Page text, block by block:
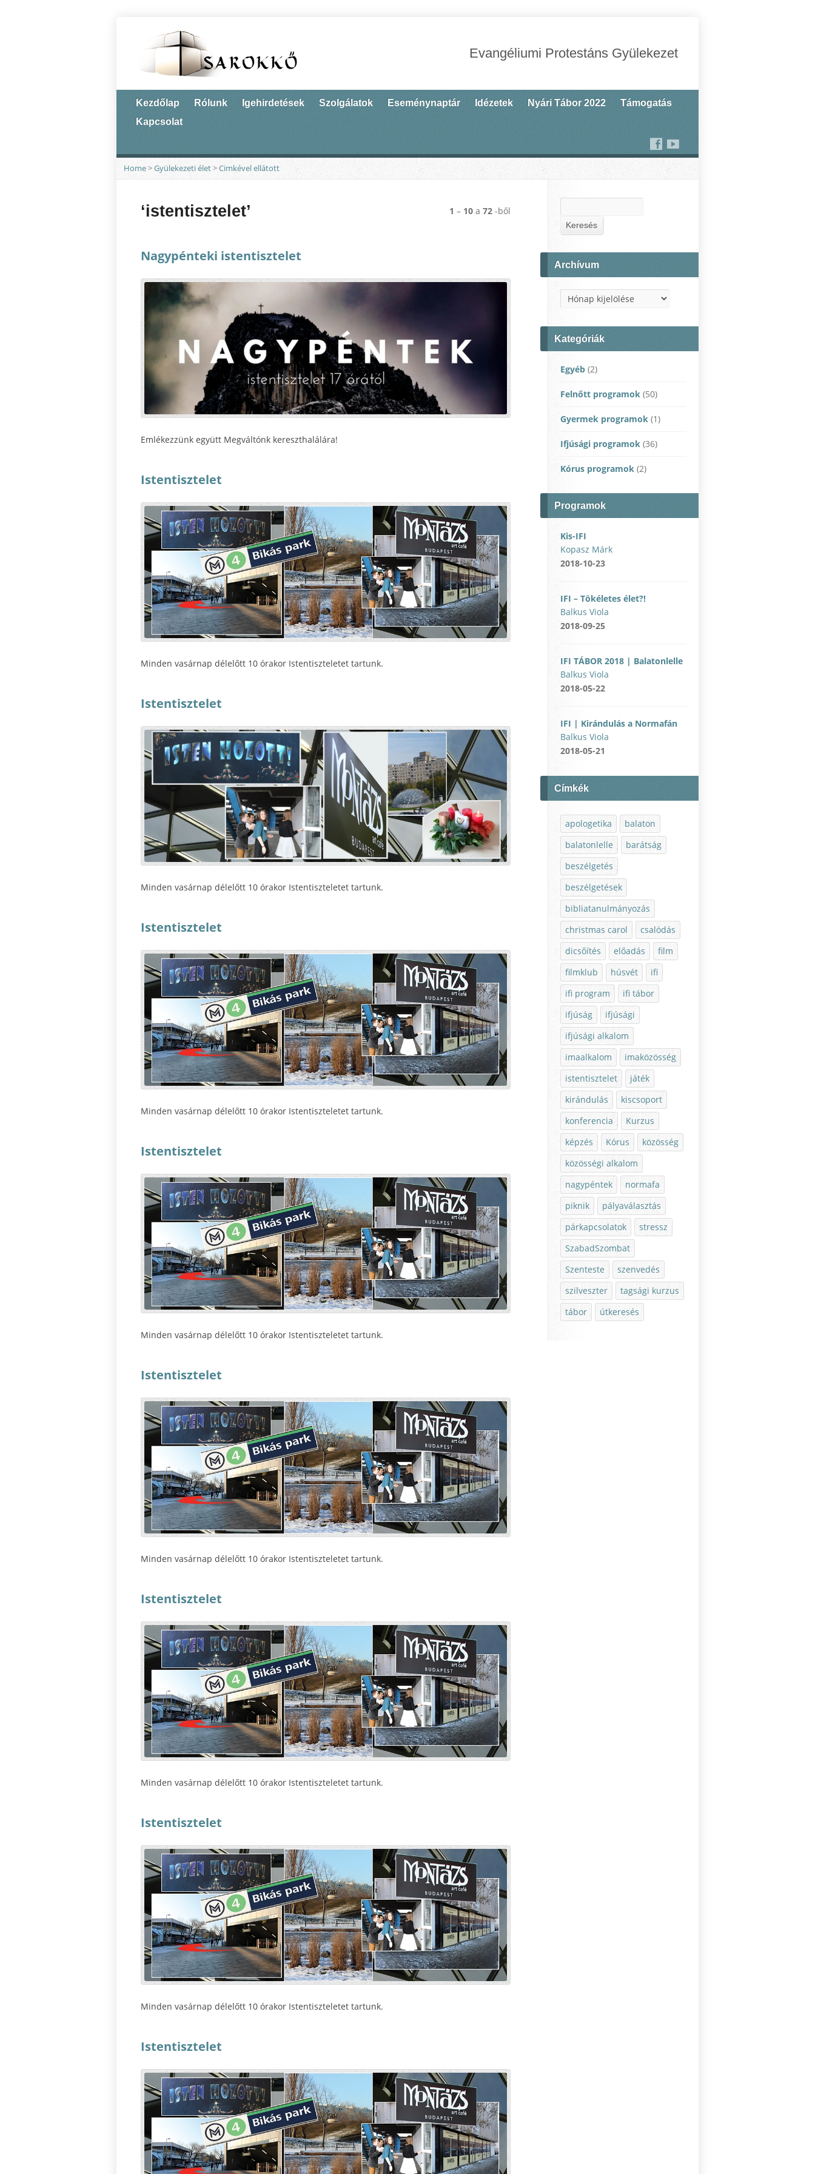
Evangéliumi Protestáns Gyülekezet
Kezdőlap Rólunk Igehirdetések Szolgálatok Eseménynaptár Idézetek Nyári Tábor 2022
Támogatás
Kapcsolat
Home>Gyülekezeti élet>Cimkével ellátott
‘istentisztelet’ 1 – 10 a 72 -ből
Nagypénteki istentisztelet
Emlékezzünk együtt Megváltónk kereszthalálára!
Istentisztelet
Minden vasárnap délelőtt 10 órakor Istentiszteletet tartunk.
Istentisztelet
Minden vasárnap délelőtt 10 órakor Istentiszteletet tartunk.
Istentisztelet
Minden vasárnap délelőtt 10 órakor Istentiszteletet tartunk.
Istentisztelet
Minden vasárnap délelőtt 10 órakor Istentiszteletet tartunk.
Istentisztelet
Minden vasárnap délelőtt 10 órakor Istentiszteletet tartunk.
Istentisztelet
Minden vasárnap délelőtt 10 órakor Istentiszteletet tartunk.
Istentisztelet
Minden vasárnap délelőtt 10 órakor Istentiszteletet tartunk.
Istentisztelet
Keresés
Archívum
Archívum
Kategóriák
Egyéb (2)
Felnőtt programok (50)
Gyermek programok (1)
Ifjúsági programok (36)
Kórus programok (2)
Programok
Kis-IFI
Kopasz Márk
2018-10-23
IFI – Tökéletes élet?!
Balkus Viola
2018-09-25
IFI TÁBOR 2018 | Balatonlelle
Balkus Viola
2018-05-22
IFI | Kirándulás a Normafán
Balkus Viola
2018-05-21
Címkék
apologetika
balaton
balatonlelle
barátság
beszélgetés
beszélgetések
bibliatanulmányozás
christmas carol
csalódás
dicsőítés
előadás
film
filmklub
húsvét
ifi
ifi program
ifi tábor
ifjúság
ifjúsági
ifjúsági alkalom
imaalkalom
imaközösség
istentisztelet
játék
kirándulás
kiscsoport
konferencia
Kurzus
képzés
Kórus
közösség
közösségi alkalom
nagypéntek
normafa
piknik
pályaválasztás
párkapcsolatok
stressz
SzabadSzombat
Szenteste
szenvedés
szilveszter
tagsági kurzus
tábor
útkeresés